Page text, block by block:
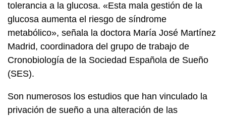
tolerancia a la glucosa. «Esta mala gestión de la
glucosa aumenta el riesgo de síndrome
metabólico», señala la doctora María José Martínez
Madrid, coordinadora del grupo de trabajo de
Cronobiología de la Sociedad Española de Sueño
(SES).
Son numerosos los estudios que han vinculado la
privación de sueño a una alteración de las